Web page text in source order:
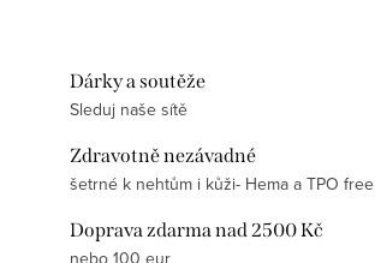
Dárky a soutěže
Sleduj naše sítě
Zdravotně nezávadné
šetrné k nehtům i kůži- Hema a TPO free
Doprava zdarma nad 2500 Kč